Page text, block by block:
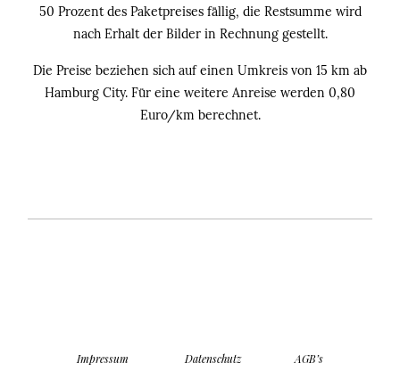
50 Prozent des Paketpreises fällig, die Restsumme wird
nach Erhalt der Bilder in Rechnung gestellt.
Die Preise beziehen sich auf einen Umkreis von 15 km ab
Hamburg City. Für eine weitere Anreise werden 0,80
Euro/km berechnet.
Impressum Datenschutz AGB’s